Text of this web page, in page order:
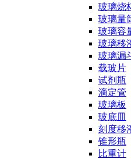
玻璃烧
玻璃量
玻璃容
玻璃移
玻璃漏
载玻片
试剂瓶
滴定管
玻璃板
玻底皿
刻度移
锥形瓶
比重计